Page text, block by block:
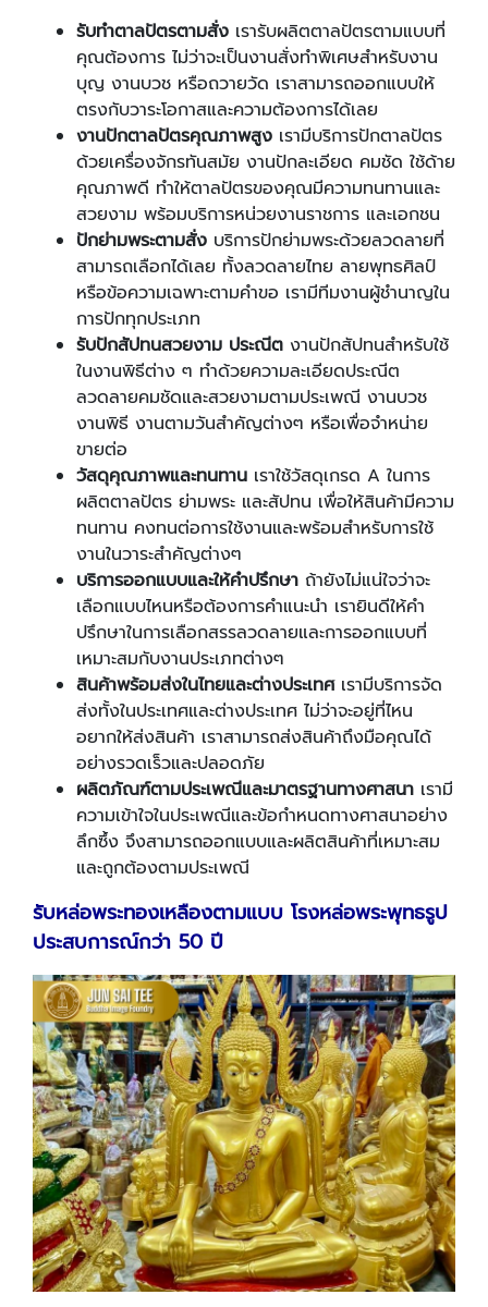
รับทำตาลปัตรตามสั่ง เรารับผลิตตาลปัตรตามแบบที่
คุณต้องการ ไม่ว่าจะเป็นงานสั่งทำพิเศษสำหรับงาน
บุญ งานบวช หรือถวายวัด เราสามารถออกแบบให้
ตรงกับวาระโอกาสและความต้องการได้เลย
งานปักตาลปัตรคุณภาพสูง เรามีบริการปักตาลปัตร
ด้วยเครื่องจักรทันสมัย งานปักละเอียด คมชัด ใช้ด้าย
คุณภาพดี ทำให้ตาลปัตรของคุณมีความทนทานและ
สวยงาม พร้อมบริการหน่วยงานราชการ และเอกชน
ปักย่ามพระตามสั่ง บริการปักย่ามพระด้วยลวดลายที่
สามารถเลือกได้เลย ทั้งลวดลายไทย ลายพุทธศิลป์
หรือข้อความเฉพาะตามคำขอ เรามีทีมงานผู้ชำนาญใน
การปักทุกประเภท
รับปักสัปทนสวยงาม ประณีต งานปักสัปทนสำหรับใช้
ในงานพิธีต่าง ๆ ทำด้วยความละเอียดประณีต
ลวดลายคมชัดและสวยงามตามประเพณี งานบวช
งานพิธี งานตามวันสำคัญต่างๆ หรือเพื่อจำหน่าย
ขายต่อ
วัสดุคุณภาพและทนทาน เราใช้วัสดุเกรด A ในการ
ผลิตตาลปัตร ย่ามพระ และสัปทน เพื่อให้สินค้ามีความ
ทนทาน คงทนต่อการใช้งานและพร้อมสำหรับการใช้
งานในวาระสำคัญต่างๆ
บริการออกแบบและให้คำปรึกษา ถ้ายังไม่แน่ใจว่าจะ
เลือกแบบไหนหรือต้องการคำแนะนำ เรายินดีให้คำ
ปรึกษาในการเลือกสรรลวดลายและการออกแบบที่
เหมาะสมกับงานประเภทต่างๆ
สินค้าพร้อมส่งในไทยและต่างประเทศเรามีบริการจัด
ส่งทั้งในประเทศและต่างประเทศ ไม่ว่าจะอยู่ที่ไหน
อยากให้ส่งสินค้า เราสามารถส่งสินค้าถึงมือคุณได้
อย่างรวดเร็วและปลอดภัย
ผลิตภัณฑ์ตามประเพณีและมาตรฐานทางศาสนา เรามี
ความเข้าใจในประเพณีและข้อกำหนดทางศาสนาอย่าง
ลึกซึ้ง จึงสามารถออกแบบและผลิตสินค้าที่เหมาะสม
และถูกต้องตามประเพณี
รับหล่อพระทองเหลืองตามแบบ โรงหล่อพระพุทธรูป
ประสบการณ์กว่า 50 ปี